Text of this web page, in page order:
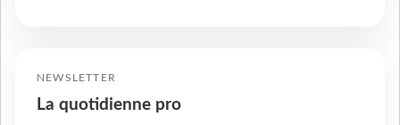
NEWSLETTER
La quotidienne pro